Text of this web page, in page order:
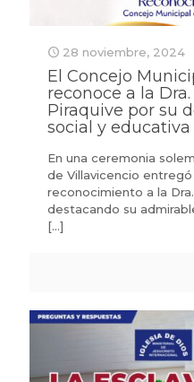
28 noviembre, 2024
El Concejo
reconoce a la
Piraquive por su
social y educativa
En una ceremonia
de Villavicencio
reconocimiento a la
destacando su
[…]